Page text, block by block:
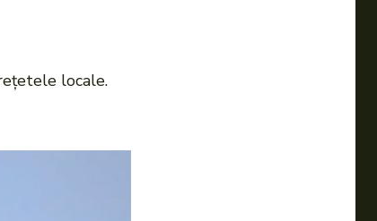
locale.